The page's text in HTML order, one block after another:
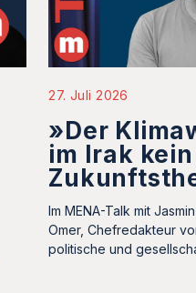
27. Juli 2026
»Der
im Irak kein
Im MENA-Talk mit
Omer, Chefredakteur
politische und